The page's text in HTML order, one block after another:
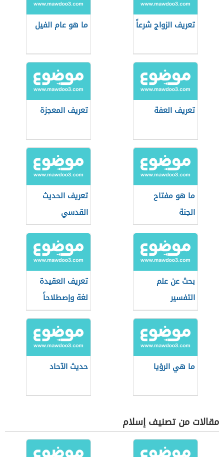
تعريف الزواج شرعاً ما هو عام الفيل
تعريف العفة تعريف المعجزة
ما هو مفتاح
الجنة
تعريف الحديث
القدسي
بحث عن علم
التفسير
تعريف العقيدة
لغة وإصطلاحاً
ما هي الرؤيا حديث الآحاد
مقالات من تصنيف إسلام